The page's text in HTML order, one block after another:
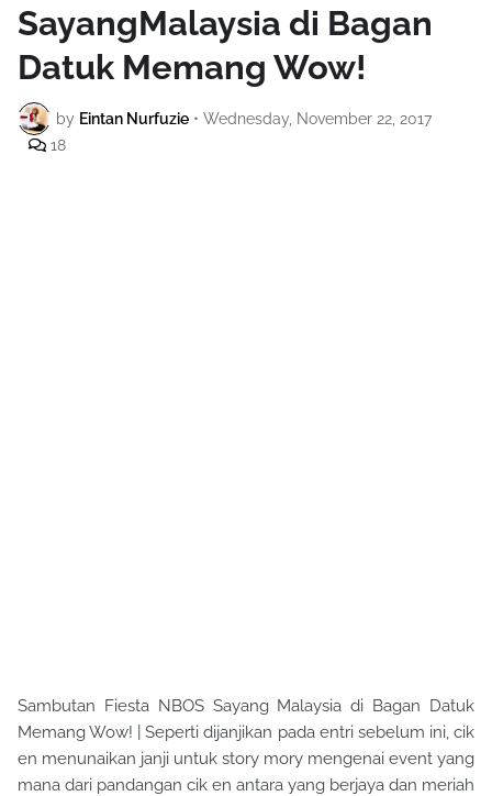
SayangMalaysia di Bagan
Datuk Memang Wow!
by Eintan Nurfuzie • Wednesday, November 22, 2017
18
Sambutan Fiesta NBOS Sayang Malaysia di Bagan Datuk
Memang Wow! | Seperti dijanjikan pada entri sebelum ini, cik
en menunaikan janji untuk story mory mengenai event yang
mana dari pandangan cik en antara yang berjaya dan meriah